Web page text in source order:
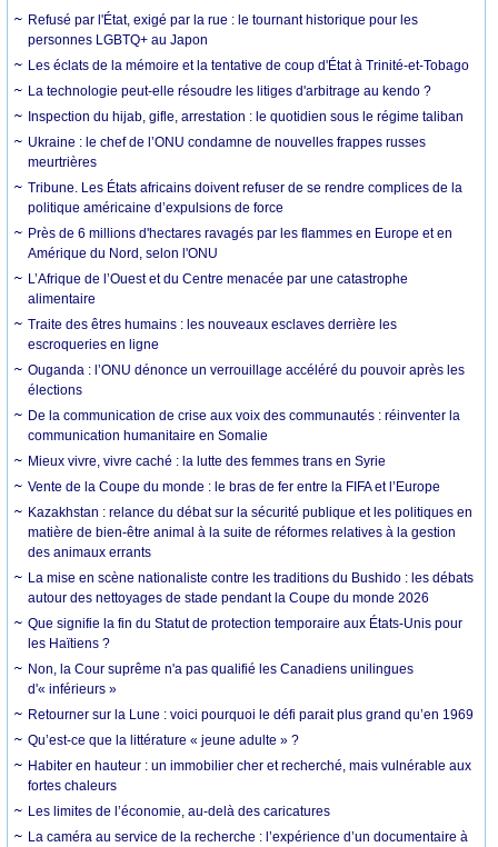
Refusé par l'État, exigé par la rue : le tournant historique pour les
personnes LGBTQ+ au Japon
Les éclats de la mémoire et la tentative de coup d'État à Trinité-et-Tobago
La technologie peut-elle résoudre les litiges d'arbitrage au kendo ?
Inspection du hijab, gifle, arrestation : le quotidien sous le régime taliban
Ukraine : le chef de l’ONU condamne de nouvelles frappes russes
meurtrières
Tribune. Les États africains doivent refuser de se rendre complices de la
politique américaine d’expulsions de force
Près de 6 millions d'hectares ravagés par les flammes en Europe et en
Amérique du Nord, selon l'ONU
L’Afrique de l’Ouest et du Centre menacée par une catastrophe
alimentaire
Traite des êtres humains : les nouveaux esclaves derrière les
escroqueries en ligne
Ouganda : l’ONU dénonce un verrouillage accéléré du pouvoir après les
élections
De la communication de crise aux voix des communautés : réinventer la
communication humanitaire en Somalie
Mieux vivre, vivre caché : la lutte des femmes trans en Syrie
Vente de la Coupe du monde : le bras de fer entre la FIFA et l’Europe
Kazakhstan : relance du débat sur la sécurité publique et les politiques en
matière de bien-être animal à la suite de réformes relatives à la gestion
des animaux errants
La mise en scène nationaliste contre les traditions du Bushido : les débats
autour des nettoyages de stade pendant la Coupe du monde 2026
Que signifie la fin du Statut de protection temporaire aux États-Unis pour
les Haïtiens ?
Non, la Cour suprême n'a pas qualifié les Canadiens unilingues
d'« inférieurs »
Retourner sur la Lune : voici pourquoi le défi parait plus grand qu’en 1969
Qu’est-ce que la littérature « jeune adulte » ?
Habiter en hauteur : un immobilier cher et recherché, mais vulnérable aux
fortes chaleurs
Les limites de l’économie, au-delà des caricatures
La caméra au service de la recherche : l’expérience d’un documentaire à